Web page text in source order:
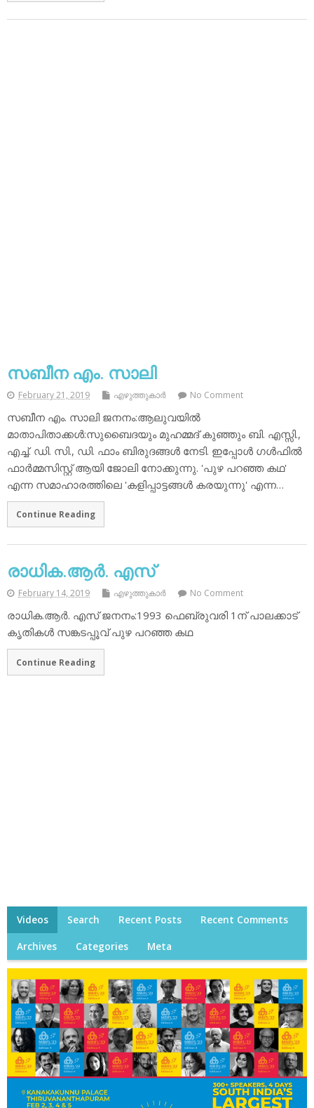
സബീന എം. സാലി
February 21, 2019 എഴുത്തുകാര്‍ No Comment
സബീന എം. സാലി ജനനം:ആലുവയില്‍
മാതാപിതാക്കള്‍:സുബൈദയും മുഹമ്മദ് കുഞ്ഞും ബി. എസ്സി.,
എച്ച്. ഡി. സി., ഡി. ഫാം ബിരുദങ്ങള്‍ നേടി. ഇപ്പോള്‍ ഗള്‍ഫില്‍
ഫാര്‍മ്മസിസ്റ്റ് ആയി ജോലി നോക്കുന്നു. 'പുഴ പറഞ്ഞ കഥ'
എന്ന സമാഹാരത്തിലെ 'കളിപ്പാട്ടങ്ങള്‍ കരയുന്നു' എന്ന…
Continue Reading
രാധിക.ആര്‍. എസ്
February 14, 2019 എഴുത്തുകാര്‍ No Comment
രാധിക.ആര്‍. എസ് ജനനം:1993 ഫെബ്രുവരി 1ന് പാലക്കാട്
കൃതികള്‍ സങ്കടപ്പൂവ് പുഴ പറഞ്ഞ കഥ
Continue Reading
Videos Search Recent Posts Recent Comments
Archives Categories Meta